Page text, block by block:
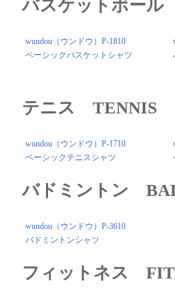
バスケットボー
wundou（ウンドウ）P-1810
ベーシックバスケットシャツ
テニス TENNIS
wundou（ウンドウ）P-1710
ベーシックテニスシャツ
バドミントン
wundou（ウンドウ）P-3610
バドミントンシャツ
フィットネス